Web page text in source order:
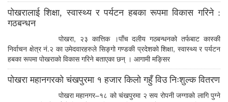
पोखरालाई शिक्षा, स्वास्थ्य र पर्यटन हबका रूपमा विकास गरिने :
गठबन्धन
पोखरा, २३ कात्तिक ।पाँच दलीय गठबन्धनको तर्फबाट कास्की
निर्वाचन क्षेत्र नं.२ का उमेदवारहरुले सिङ्गो गण्डकी प्रदेशको शिक्षा, स्वास्थ्य र पर्यटन
हबका रूपमा पोखराको विकास गरिने बताएका छन् । आगामी मङ्सिर
पोखरा महानगरको चंखपुरमा १ हजार किलो गहुँ विउ निःशुल्क वितरण
पोखरा महानगर–१८ को चंखपुरमा २ सय रोपनी जग्गाको लागि पुग्ने